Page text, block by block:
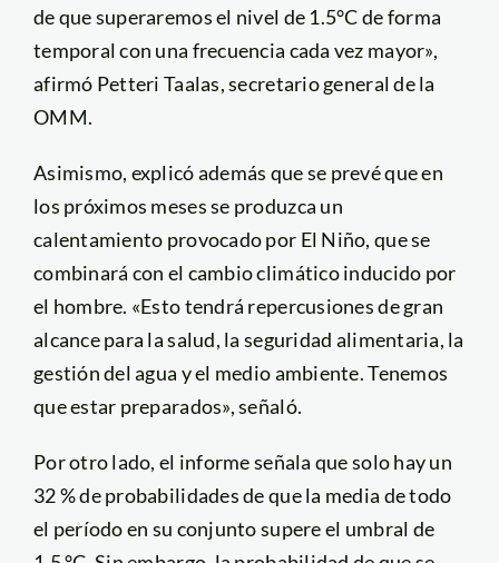
de que superaremos el nivel de 1.5°C de forma
temporal con una frecuencia cada vez mayor»,
afirmó Petteri Taalas, secretario general de la
OMM.
Asimismo, explicó además que se prevé que en
los próximos meses se produzca un
calentamiento provocado por El Niño, que se
combinará con el cambio climático inducido por
el hombre. «Esto tendrá repercusiones de gran
alcance para la salud, la seguridad alimentaria, la
gestión del agua y el medio ambiente. Tenemos
que estar preparados», señaló.
Por otro lado, el informe señala que solo hay un
32 % de probabilidades de que la media de todo
el período en su conjunto supere el umbral de